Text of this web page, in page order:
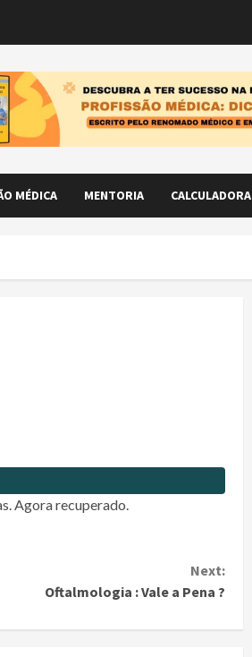
MÉDICA MENTORIA CALCULADORA
Agora recuperado.
Next:
Oftalmologia : Vale a Pena ?